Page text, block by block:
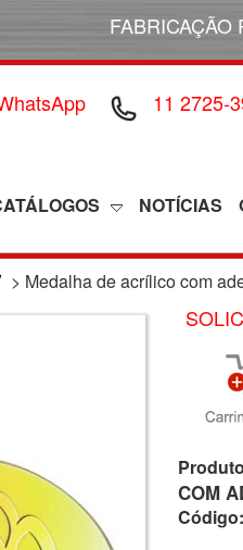
FABRICAÇÃO
11 2725-
NOTÍCIAS
> Medalha de acrílico com
COM
Código: